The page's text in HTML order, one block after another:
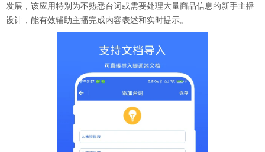
发展，该应用特别为不熟悉台词或需要处理大量商品信息的新手主播
设计，能有效辅助主播完成内容表述和实时提示。